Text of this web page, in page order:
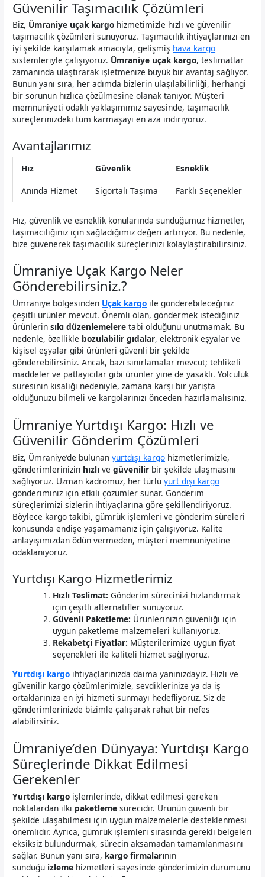
Güvenilir Taşımacılık Çözümleri
Biz, Ümraniye uçak kargo hizmetimizle hızlı ve güvenilir
taşımacılık çözümleri sunuyoruz. Taşımacılık ihtiyaçlarınızı en
iyi şekilde karşılamak amacıyla, gelişmiş hava kargo
sistemleriyle çalışıyoruz. Ümraniye uçak kargo, teslimatlar
zamanında ulaştırarak işletmenize büyük bir avantaj sağlıyor.
Bunun yanı sıra, her adımda bizlerin ulaşılabilirliği, herhangi
bir sorunun hızlıca çözülmesine olanak tanıyor. Müşteri
memnuniyeti odaklı yaklaşımımız sayesinde, taşımacılık
süreçlerinizdeki tüm karmaşayı en aza indiriyoruz.
Avantajlarımız
Hız Güvenlik
Esneklik
Anında Hizmet
Sigortalı Taşıma Farklı Seçenekler
Hız, güvenlik ve esneklik konularında sunduğumuz hizmetler,
taşımacılığınız için sağladığımız değeri artırıyor. Bu nedenle,
bize güvenerek taşımacılık süreçlerinizi kolaylaştırabilirsiniz.
Ümraniye Uçak Kargo Neler
Gönderebilirsiniz.?
Ümraniye bölgesinden Uçak kargo ile gönderebileceğiniz
çeşitli ürünler mevcut. Önemli olan, göndermek istediğiniz
ürünlerinsıkı düzenlemelere tabi olduğunu unutmamak. Bu
nedenle, özellikle bozulabilir gıdalar, elektronik eşyalar ve
kişisel eşyalar gibi ürünleri güvenli bir şekilde
gönderebilirsiniz. Ancak, bazı sınırlamalar mevcut; tehlikeli
maddeler ve patlayıcılar gibi ürünler yine de yasaklı. Yolculuk
süresinin kısalığı nedeniyle, zamana karşı bir yarışta
olduğunuzu bilmeli ve kargolarınızı önceden hazırlamalısınız.
Ümraniye Yurtdışı Kargo: Hızlı ve
Güvenilir Gönderim Çözümleri
Biz, Ümraniye’de bulunanyurtdışı kargo hizmetlerimizle,
gönderimlerinizin hızlı vegüvenilir bir şekilde ulaşmasını
sağlıyoruz. Uzman kadromuz, her türlüyurt dışı kargo
gönderiminiz için etkili çözümler sunar. Gönderim
süreçlerimizi sizlerin ihtiyaçlarına göre şekillendiriyoruz.
Böylece kargo takibi, gümrük işlemleri ve gönderim süreleri
konusunda endişe yaşamamanız için çalışıyoruz. Kalite
anlayışımızdan ödün vermeden, müşteri memnuniyetine
odaklanıyoruz.
Yurtdışı Kargo Hizmetlerimiz
Hızlı Teslimat: Gönderim sürecinizi hızlandırmak
için çeşitli alternatifler sunuyoruz.
Güvenli Paketleme: Ürünlerinizin güvenliği için
uygun paketleme malzemeleri kullanıyoruz.
Rekabetçi Fiyatlar: Müşterilerimize uygun fiyat
seçenekleri ile kaliteli hizmet sağlıyoruz.
Yurtdışı kargo ihtiyaçlarınızda daima yanınızdayız. Hızlı ve
güvenilir kargo çözümlerimizle, sevdiklerinize ya da iş
ortaklarınıza en iyi hizmeti sunmayı hedefliyoruz. Siz de
gönderimlerinizde bizimle çalışarak rahat bir nefes
alabilirsiniz.
Ümraniye’den Dünyaya: Yurtdışı Kargo
Süreçlerinde Dikkat Edilmesi
Gerekenler
Yurtdışı kargo işlemlerinde, dikkat edilmesi gereken
noktalardan ilki paketleme sürecidir. Ürünün güvenli bir
şekilde ulaşabilmesi için uygun malzemelerle desteklenmesi
önemlidir. Ayrıca, gümrük işlemleri sırasında gerekli belgeleri
eksiksiz bulundurmak, sürecin aksamadan tamamlanmasını
sağlar. Bunun yanı sıra, kargo firmalarının
sunduğu izleme hizmetleri sayesinde gönderimizin durumunu